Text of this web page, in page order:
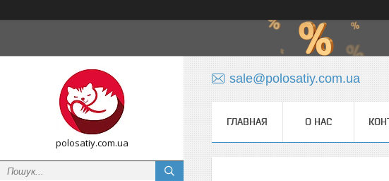
polosatiy.com.ua
sale@polosatiy.com.ua
ГЛАВНАЯ О НАС